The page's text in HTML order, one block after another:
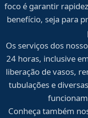
foco é garantir
benefício, seja para
Os serviços dos
24 horas, inclusive
liberação de vasos,
tubulações e
Conheça também